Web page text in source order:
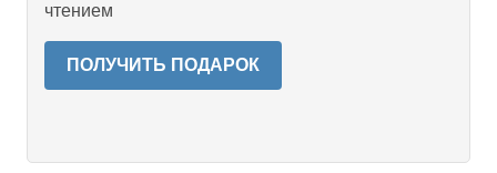
чтением
ПОЛУЧИТЬ ПОДАРОК